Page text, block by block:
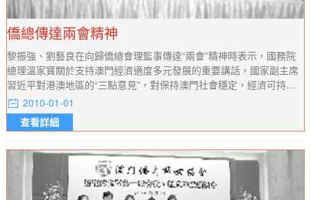
僑總傳達兩會精神
黎振強、劉藝良在向歸僑總會理監事傳達“兩會”精神時表示，國務院
總理溫家寳關於支持澳門經濟適度多元發展的重要講話，國家副主席
習近平對港澳地區的“三點意見”，對保持澳門社會穩定，經濟可持續
發展非常重要，冀僑界深入學習，並積極向特區政府建言獻策。
2010-01-01
查看詳細